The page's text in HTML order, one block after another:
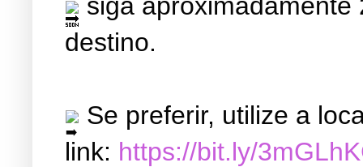
destino.
Se preferir, utilize a
link: https://bit.ly/